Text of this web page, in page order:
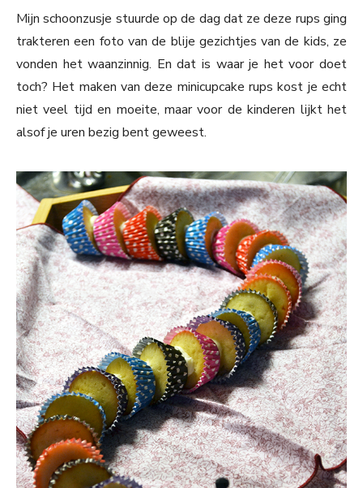
Mijn schoonzusje stuurde op de dag dat ze deze rups ging
trakteren een foto van de blije gezichtjes van de kids, ze
vonden het waanzinnig. En dat is waar je het voor doet
toch? Het maken van deze minicupcake rups kost je echt
niet veel tijd en moeite, maar voor de kinderen lijkt het
alsof je uren bezig bent geweest.